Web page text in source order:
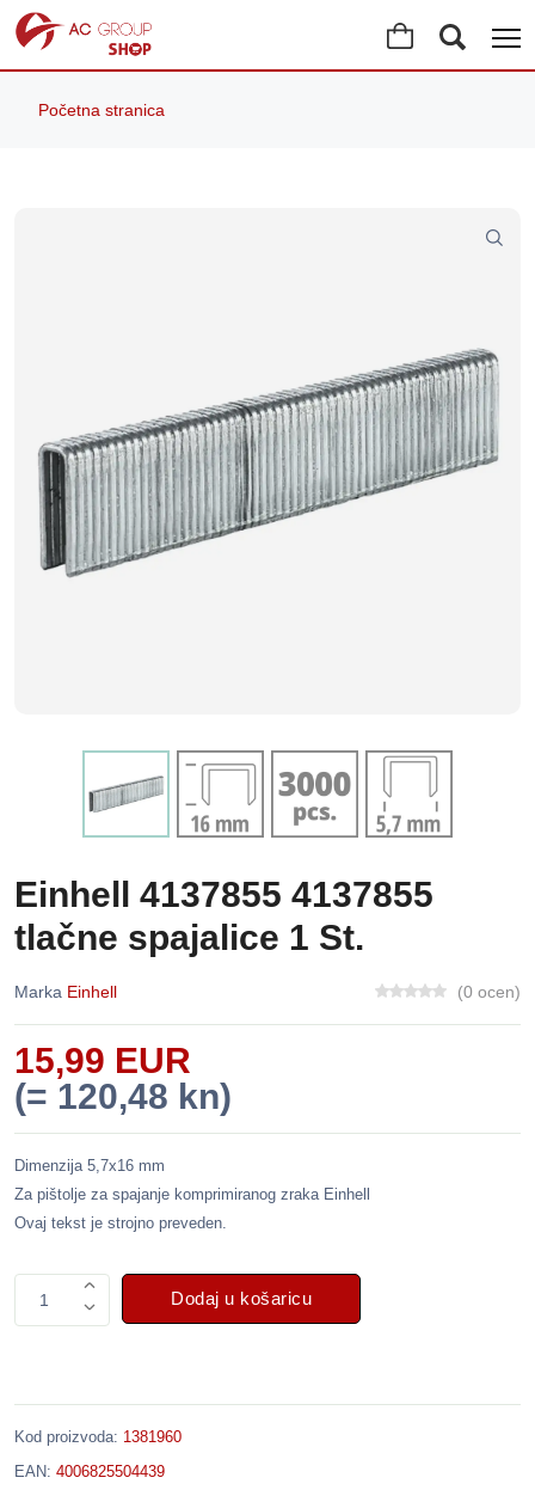
Početna stranica
Einhell 4137855 4137855
tlačne spajalice 1 St.
Marka Einhell (0 ocen)
15,99 EUR
(= 120,48 kn)
Dimenzija 5,7x16 mm
Za pištolje za spajanje komprimiranog zraka Einhell
Ovaj tekst je strojno preveden.
1 Dodaj u košaricu
Kod proizvoda: 1381960
EAN: 4006825504439